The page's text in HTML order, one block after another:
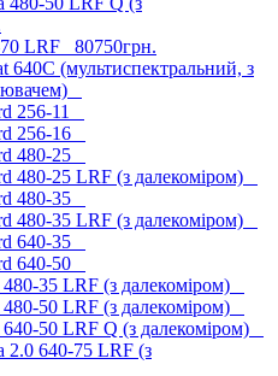
70 LRF 80750грн.
640C (мультиспектральний, з
256-11
256-16
480-25
480-25 LRF (з далекоміром)
480-35
480-35 LRF (з далекоміром)
640-35
640-50
35 LRF (з далекоміром)
50 LRF (з далекоміром)
50 LRF Q (з далекоміром)
2.0 640-75 LRF (з